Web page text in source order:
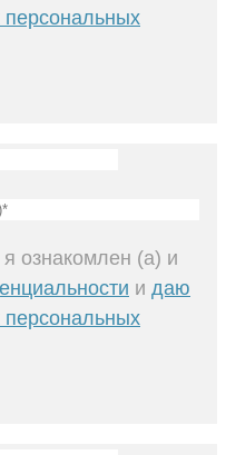
персональных
ознакомлен (а) и
и даю
персональных